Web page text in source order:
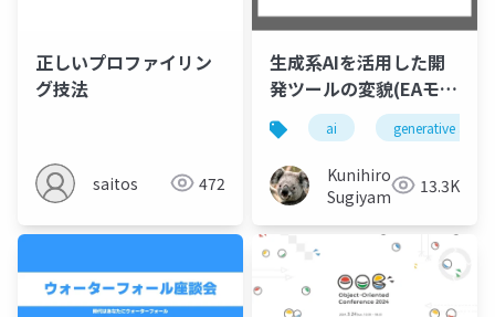
正しいプロファイリン
グ技法
saitos 472
生成系AIを活用した開
発ツールの変貌(EAモデ
リング設計)
ai generative ai
Kunihiro
Sugiyama
13.3K